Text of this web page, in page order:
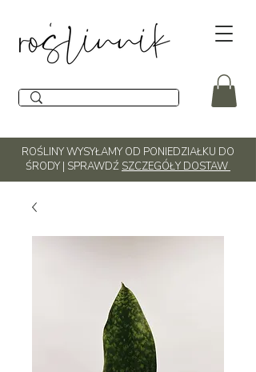
ROŚLINY WYSYŁAMY OD PONIEDZIAŁKU DO
ŚRODY | SPRAWDŹ SZCZEGÓŁY DOSTAW